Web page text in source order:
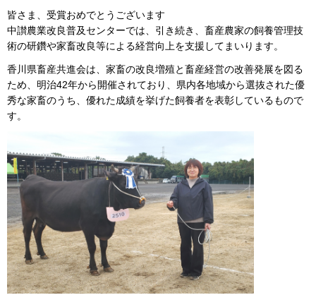
皆さま、受賞おめでとうございます
中讃農業改良普及センターでは、引き続き、畜産農家の飼養管理技
術の研鑽や家畜改良等による経営向上を支援してまいります。
香川県畜産共進会は、家畜の改良増殖と畜産経営の改善発展を図る
ため、明治42年から開催されており、県内各地域から選抜された優
秀な家畜のうち、優れた成績を挙げた飼養者を表彰しているもので
す。